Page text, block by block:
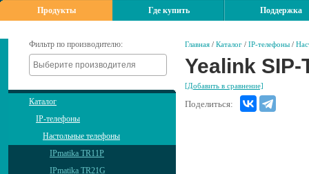
Продукты Где купить Поддержка
Фильтр по производителю:
Каталог
IP-телефоны
Настольные телефоны
IPmatika TR11P
IPmatika TR21G
Главная / Каталог / IP-телефоны /
Yealink SIP-
[Добавить в сравнение]
Поделиться: